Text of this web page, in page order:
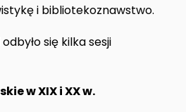
i bibliotekoznawstwo.
się kilka sesji
w XIX i XX w.